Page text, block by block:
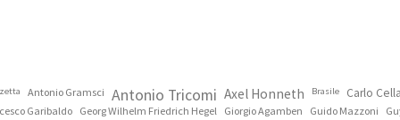
Antonio Gramsci Antonio Tricomi Axel Honneth Brasile Carlo
Garibaldo Georg Wilhelm Friedrich Hegel Giorgio Agamben Guido Mazzoni